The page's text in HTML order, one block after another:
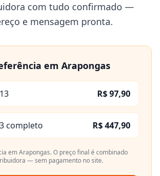
com tudo confirmado —
e mensagem pronta.
em Arapongas
R$ 97,90
completo R$ 447,90
emArapongas. O preço final é combinado
— sem pagamento no site.